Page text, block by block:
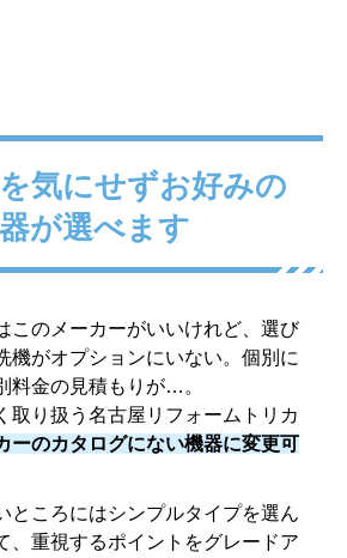
気にせずお好みの
が選べます
このメーカーがいいけれど、選び
機がオプションにいない。個別に
料金の見積もりが…。
取り扱う名古屋リフォームトリカ
ーのカタログにない機器に変更可
ところにはシンプルタイプを選ん
、重視するポイントをグレードア